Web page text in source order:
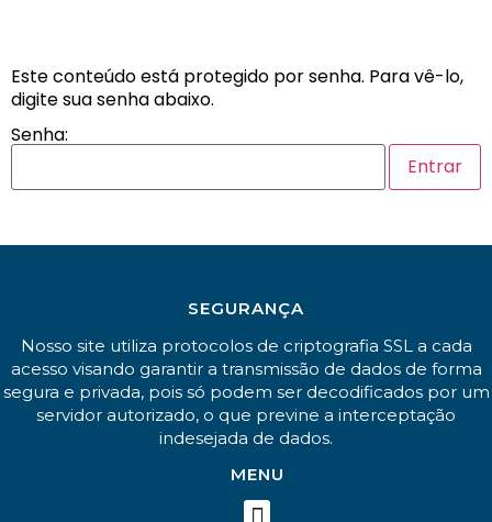
Este conteúdo está protegido por senha. Para vê-lo,
digite sua senha abaixo.
Senha:
SEGURANÇA
Nosso site utiliza protocolos de criptografia SSL a cada
acesso visando garantir a transmissão de dados de forma
segura e privada, pois só podem ser decodificados por um
servidor autorizado, o que previne a interceptação
indesejada de dados.
MENU